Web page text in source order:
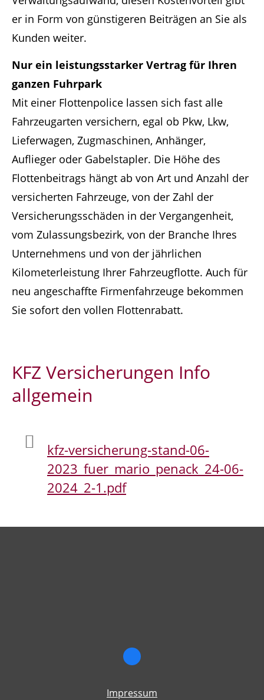
er in Form von günstigeren Beiträgen an Sie als
Kunden weiter.
Nur ein leistungsstarker Vertrag für Ihren
ganzen Fuhrpark
Mit einer Flottenpolice lassen sich fast alle
Fahrzeugarten versichern, egal ob Pkw, Lkw,
Lieferwagen, Zugmaschinen, Anhänger,
Auflieger oder Gabelstapler. Die Höhe des
Flottenbeitrags hängt ab von Art und Anzahl der
versicherten Fahrzeuge, von der Zahl der
Versicherungsschäden in der Vergangenheit,
vom Zulassungsbezirk, von der Branche Ihres
Unternehmens und von der jährlichen
Kilometerleistung Ihrer Fahrzeugflotte. Auch für
neu angeschaffte Firmenfahrzeuge bekommen
Sie sofort den vollen Flottenrabatt.
KFZ Versicherungen Info
allgemein
kfz-versicherung-stand-06-
2023_fuer_mario_penack_24-06-
2024_2-1.pdf
Impressum